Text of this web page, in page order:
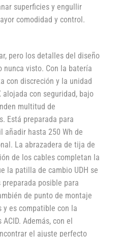
superficies y engullir
comodidad y control.
pero los detalles del diseño
nunca visto. Con la batería
con discreción y la unidad
alojada con seguridad, bajo
multitud de
Está preparada para
añadir hasta 250 Wh de
La abrazadera de tija de
de los cables completan la
la patilla de cambio UDH se
posible para
de punto de montaje
y es compatible con la
Además, con el
el ajuste perfecto